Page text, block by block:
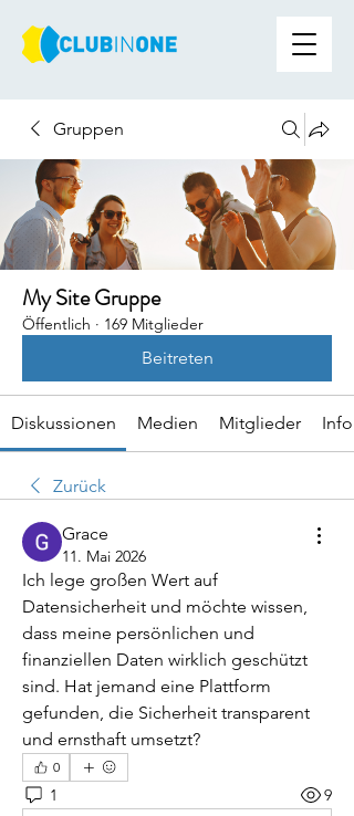
Gruppen
My Site Gruppe
Öffentlich · 169 Mitglieder
Beitreten
Diskussionen Medien Mitglieder Info
Zurück
Grace
11. Mai 2026
Ich lege großen Wert auf
Datensicherheit und möchte wissen,
dass meine persönlichen und
finanziellen Daten wirklich geschützt
sind. Hat jemand eine Plattform
gefunden, die Sicherheit transparent
und ernsthaft umsetzt?
0
1 9